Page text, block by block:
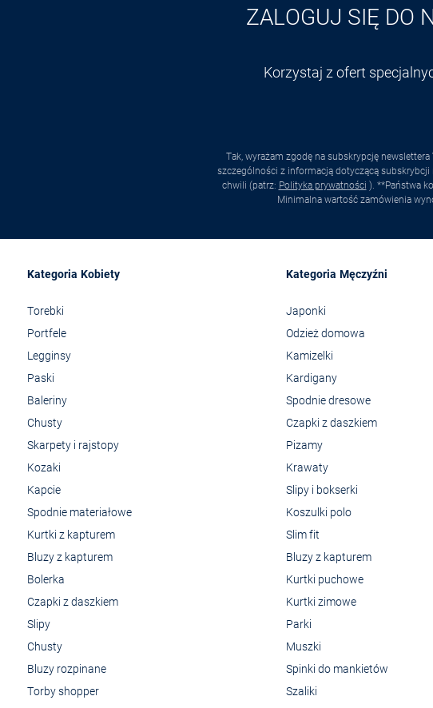
ZALOGUJ SIĘ DO
Korzystaj z ofert
Tak, wyrażam zgodę na subskrypcję
szczególności z informacją dotyczącą
chwili (patrz: Polityka prywatności ). **Państwa
Minimalna wartość zamówienia
Kategoria Kobiety
Torebki
Portfele
Legginsy
Paski
Baleriny
Chusty
Skarpety i rajstopy
Kozaki
Kapcie
Spodnie materiałowe
Kurtki z kapturem
Bluzy z kapturem
Bolerka
Czapki z daszkiem
Slipy
Chusty
Bluzy rozpinane
Torby shopper
Kategoria Męczyźni
Japonki
Odzież domowa
Kamizelki
Kardigany
Spodnie dresowe
Czapki z daszkiem
Pizamy
Krawaty
Slipy i bokserki
Koszulki polo
Slim fit
Bluzy z kapturem
Kurtki puchowe
Kurtki zimowe
Parki
Muszki
Spinki do mankietów
Szaliki